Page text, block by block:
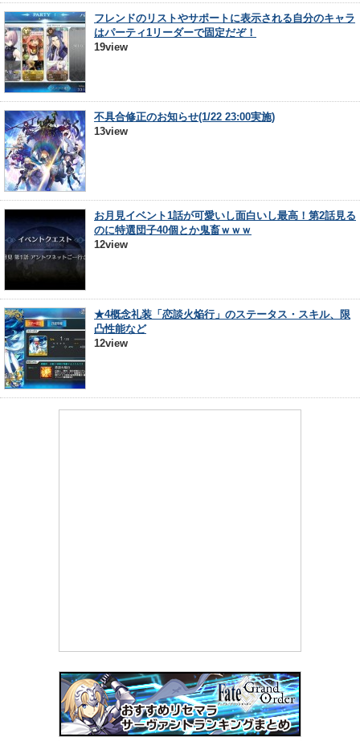
フレンドのリストやサポートに表示される自分のキャラ
はパーティ1リーダーで固定だぞ！
19view
不具合修正のお知らせ(1/22 23:00実施)
13view
お月見イベント1話が可愛いし面白いし最高！第2話見る
のに特選団子40個とか鬼畜ｗｗｗ
12view
★4概念礼装「恋談火焔行」のステータス・スキル、限
凸性能など
12view